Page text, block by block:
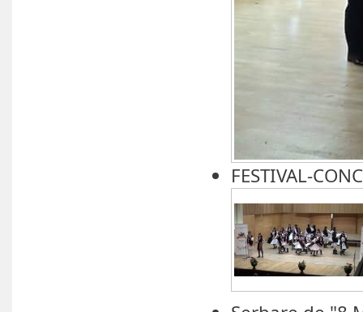
FESTIVAL-